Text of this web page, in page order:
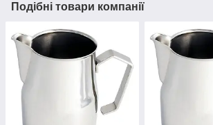
Подібні товари компанії